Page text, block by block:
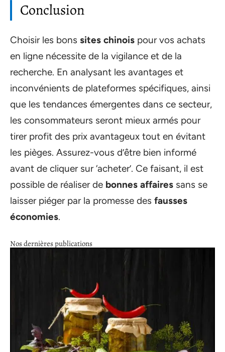
Conclusion
Choisir les bons sites chinois pour vos achats
en ligne nécessite de la vigilance et de la
recherche. En analysant les avantages et
inconvénients de plateformes spécifiques, ainsi
que les tendances émergentes dans ce secteur,
les consommateurs seront mieux armés pour
tirer profit des prix avantageux tout en évitant
les pièges. Assurez-vous d’être bien informé
avant de cliquer sur ‘acheter’. Ce faisant, il est
possible de réaliser de bonnes affaires sans se
laisser piéger par la promesse des fausses
économies.
Nos dernières publications